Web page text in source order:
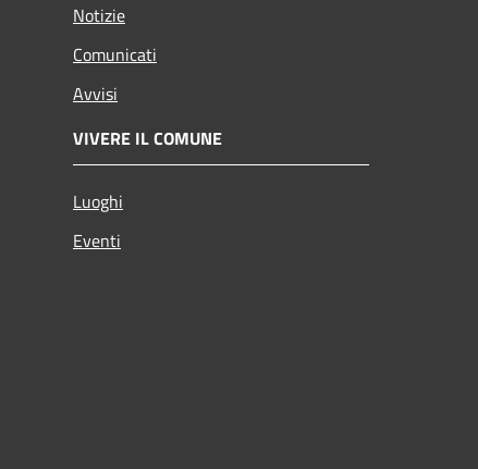
Notizie
Comunicati
Avvisi
VIVERE IL COMUNE
Luoghi
Eventi